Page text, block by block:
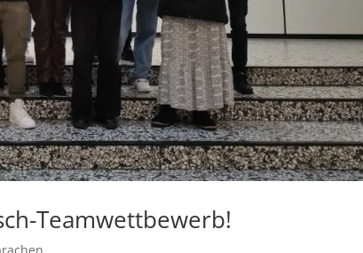
Teamwettbewerb!